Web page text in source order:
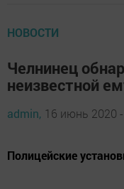
НОВОСТИ
Челнинец
неизвестной
admin, 16 июнь 2020
Полицейские